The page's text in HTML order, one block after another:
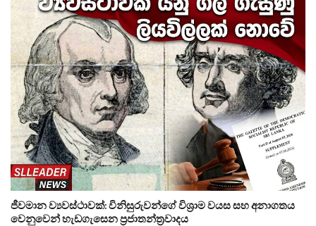
ජීවමාන ව්‍යවස්ථාවක්: විනිසුරුවන්ගේ විශ්‍රාම වයස සහ අනාගතය
වෙනුවෙන් හැඩගැසෙන ප්‍රජාතන්ත්‍රවාදය